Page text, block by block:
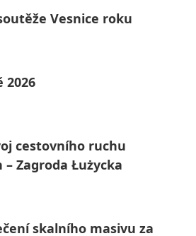
Vesnice roku
2026
cestovního ruchu
Zagroda Łużycka
skalního masivu za